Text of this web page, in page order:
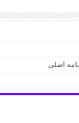
اصلی